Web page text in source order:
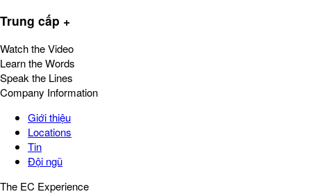
Trung cấp +
Watch the Video
Learn the Words
Speak the Lines
Company Information
Giới thiệu
Locations
Tin
Đội ngũ
The EC Experience